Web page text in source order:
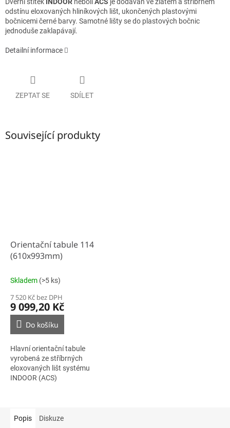
Dveřní štítek INDOOR neboliACS je dodáván ve zlatém a stříbrném
odstínu eloxovaných hliníkových lišt, ukončených plastovými
bočnicemi černé barvy. Samotné lišty se do plastových bočnic
jednoduše zaklapávají.
Detailní informace
ZEPTAT SE SDÍLET
Související produkty
Orientační tabule 114
(610x993mm)
Skladem (>5 ks)
7 520 Kč bez DPH
9 099,20 Kč
Do košíku
Hlavní orientační tabule
vyrobená ze stříbrných
eloxovaných lišt systému
INDOOR (ACS)
Popis Diskuze